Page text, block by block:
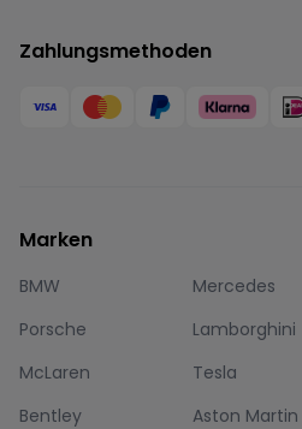
Zahlungsmethoden
Marken
BMW Mercedes
Porsche
Lamborghini
McLaren
Tesla
Bentley
Aston Martin